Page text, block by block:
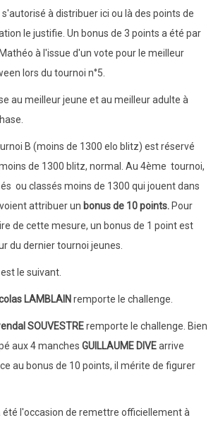
à distribuer ici ou là des points de
le justifie. Un bonus de 3 points a été par
à l'issue d'un vote pour le meilleur
lors du tournoi n°5.
au meilleur jeune et au meilleur adulte à
B (moins de 1300 elo blitz) est réservé
de 1300 blitz, normal. Au 4ème tournoi,
ou classés moins de 1300 qui jouent dans
attribuer un bonus de 10 points. Pour
de cette mesure, un bonus de 1 point est
du dernier tournoi jeunes.
le suivant.
LAMBLAIN remporte le challenge.
SOUVESTREremporte le challenge. Bien
aux 4 manches GUILLAUME DIVEarrive
au bonus de 10 points, il mérite de figurer
été l'occasion de remettre officiellement à